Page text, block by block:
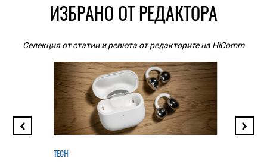
ИЗБРАНО ОТ РЕДАКТОРА
Селекция от статии и ревюта от редакторите на HiComm
TECH